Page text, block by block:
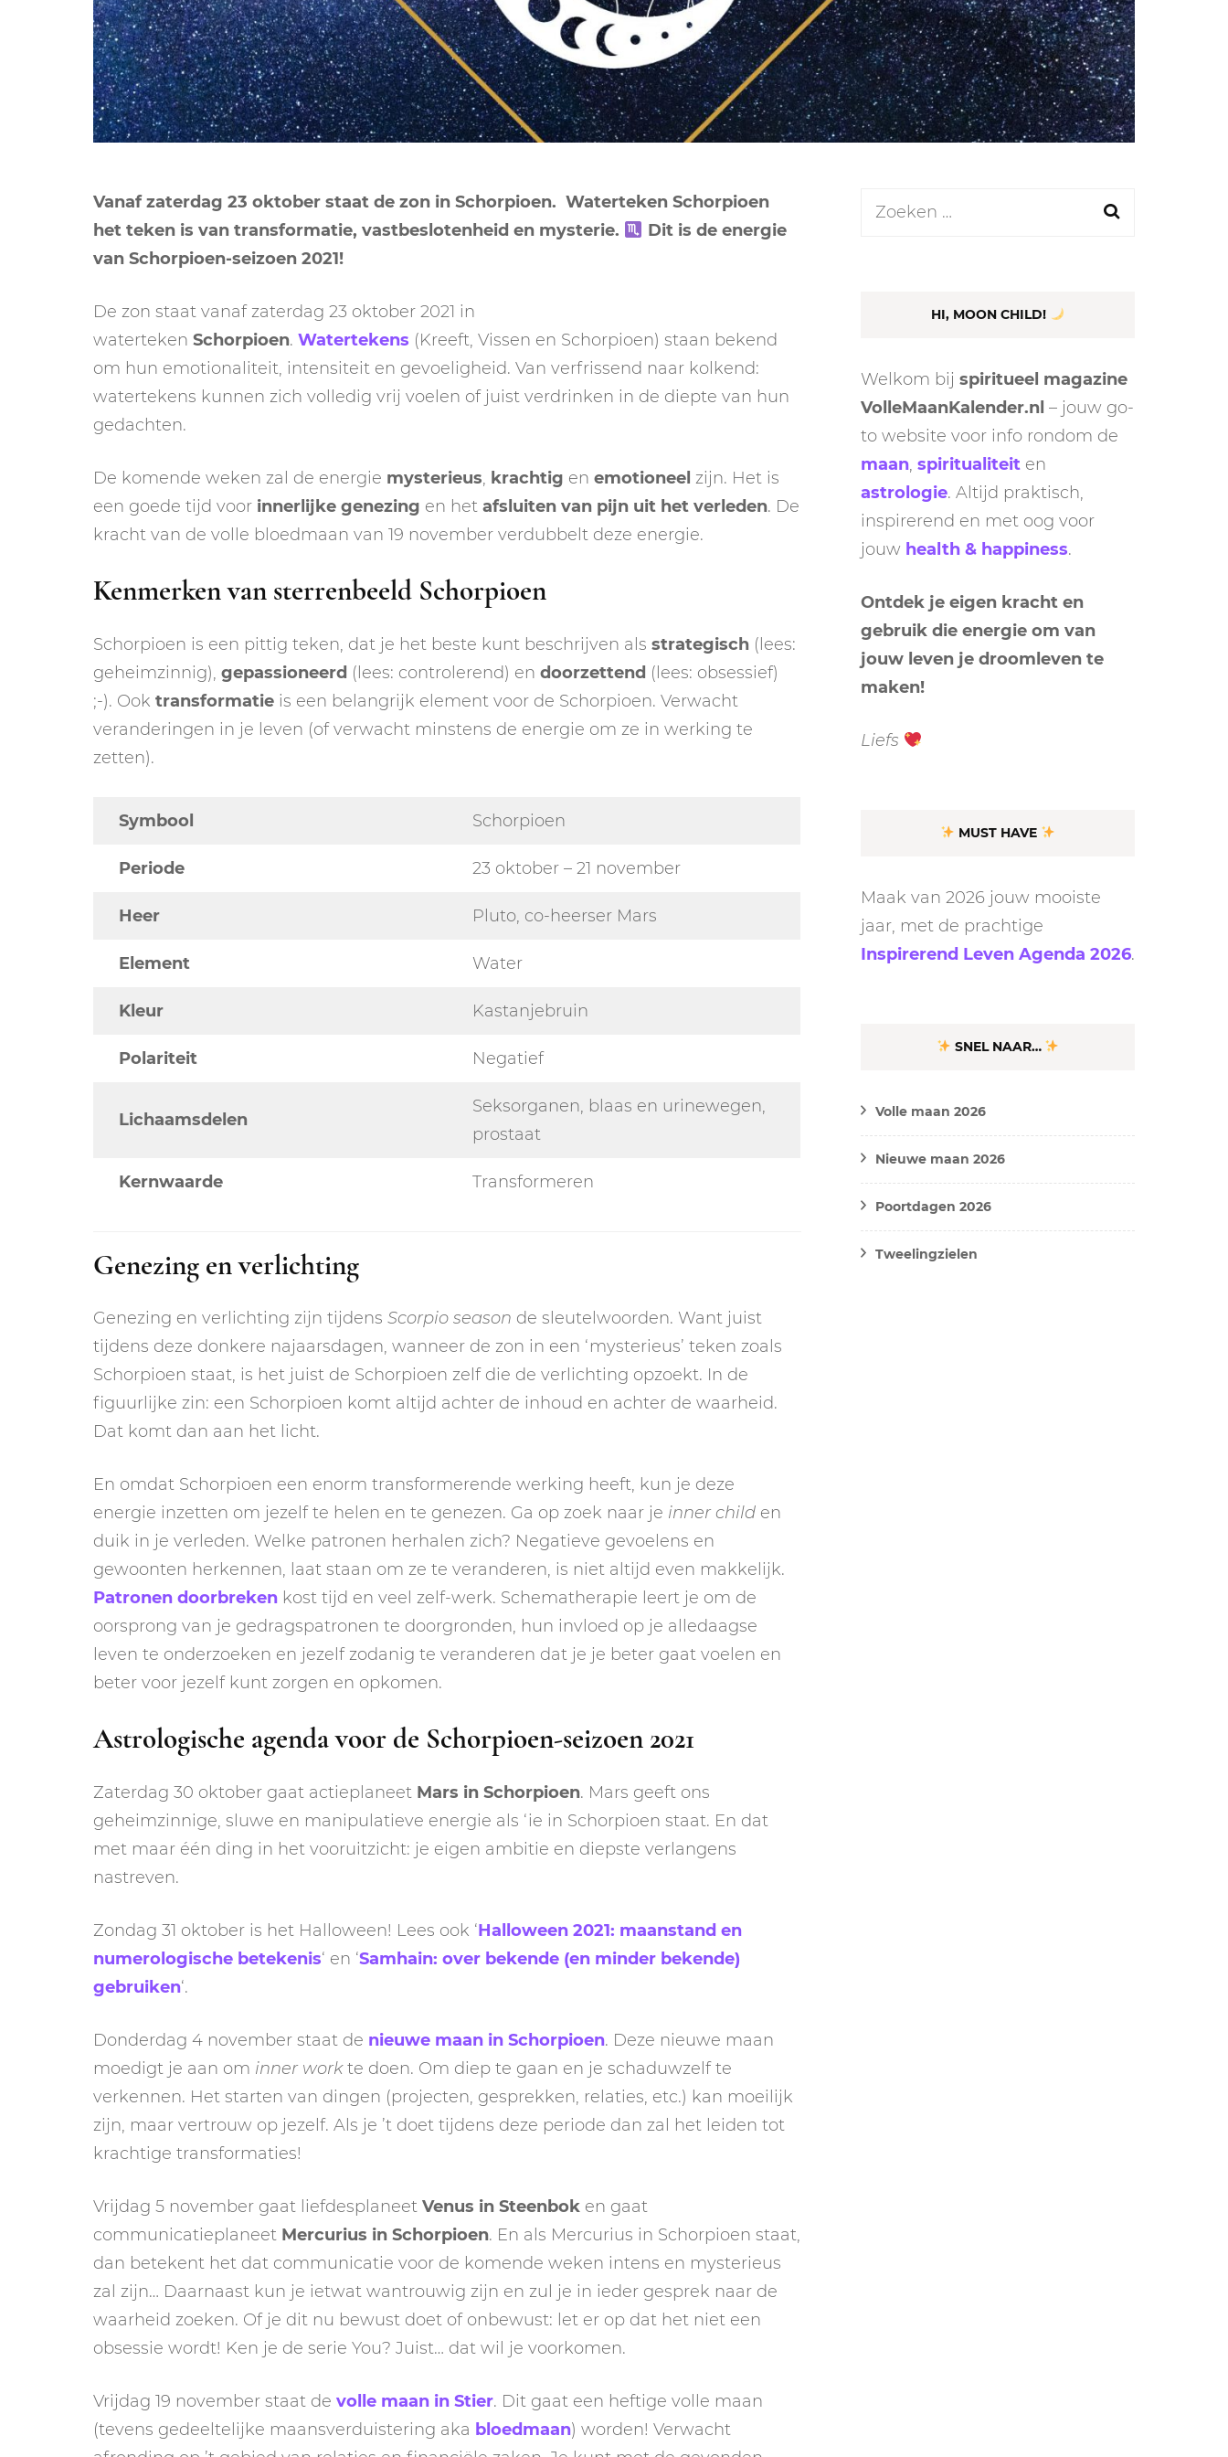
NEGENDE HUIS
TIENDE HUIS
ELFDE HUIS
NEPTUNUS
PLUTO
CHIRON
ORAKEL
RITUELEN
NIEUWE MAAN
RITUELEN
MERCURIUS
RETROGRADE RITUEEL
SPIRIT ANIMALS
Vanaf zaterdag 23 oktober staat de zon in Schorpioen. Waterteken Schorpioen
het teken is van transformatie, vastbeslotenheid en mysterie.
Dit is de energie
van Schorpioen-seizoen 2021!
De zon staat vanaf zaterdag 23 oktober 2021 in
waterteken Schorpioen. Watertekens (Kreeft, Vissen en Schorpioen) staan bekend
om hun emotionaliteit, intensiteit en gevoeligheid. Van verfrissend naar kolkend:
watertekens kunnen zich volledig vrij voelen of juist verdrinken in de diepte van hun
gedachten.
De komende weken zal de energie mysterieus, krachtig en emotioneel zijn. Het is
een goede tijd voor innerlijke genezing en het afsluiten van pijn uit het verleden. De
kracht van de volle bloedmaan van 19 november verdubbelt deze energie.
Kenmerken van sterrenbeeld Schorpioen
Schorpioen is een pittig teken, dat je het beste kunt beschrijven als strategisch (lees:
geheimzinnig), gepassioneerd (lees: controlerend) en doorzettend (lees: obsessief)
;-). Ook transformatie is een belangrijk element voor de Schorpioen. Verwacht
veranderingen in je leven (of verwacht minstens de energie om ze in werking te
zetten).
Symbool Schorpioen
Periode 23 oktober – 21 november
Heer Pluto, co-heerser Mars
Element Water
Kleur Kastanjebruin
Polariteit Negatief
Lichaamsdelen
Seksorganen, blaas en urinewegen,
prostaat
Kernwaarde Transformeren
Genezing en verlichting
Genezing en verlichting zijn tijdens Scorpio season de sleutelwoorden. Want juist
tijdens deze donkere najaarsdagen, wanneer de zon in een ‘mysterieus’ teken zoals
Schorpioen staat, is het juist de Schorpioen zelf die de verlichting opzoekt. In de
figuurlijke zin: een Schorpioen komt altijd achter de inhoud en achter de waarheid.
Dat komt dan aan het licht.
En omdat Schorpioen een enorm transformerende werking heeft, kun je deze
energie inzetten om jezelf te helen en te genezen. Ga op zoek naar je inner child en
duik in je verleden. Welke patronen herhalen zich? Negatieve gevoelens en
gewoonten herkennen, laat staan om ze te veranderen, is niet altijd even makkelijk.
Patronen doorbreken kost tijd en veel zelf-werk. Schematherapie leert je om de
oorsprong van je gedragspatronen te doorgronden, hun invloed op je alledaagse
leven te onderzoeken en jezelf zodanig te veranderen dat je je beter gaat voelen en
beter voor jezelf kunt zorgen en opkomen.
Astrologische agenda voor de Schorpioen-seizoen 2021
Zaterdag 30 oktober gaat actieplaneet Mars in Schorpioen. Mars geeft ons
geheimzinnige, sluwe en manipulatieve energie als ‘ie in Schorpioen staat. En dat
met maar één ding in het vooruitzicht: je eigen ambitie en diepste verlangens
nastreven.
Zondag 31 oktober is het Halloween! Lees ook ‘Halloween 2021: maanstand en
numerologische betekenis‘ en ‘Samhain: over bekende (en minder bekende)
gebruiken‘.
Donderdag 4 november staat de nieuwe maan in Schorpioen. Deze nieuwe maan
moedigt je aan om inner workte doen. Om diep te gaan en je schaduwzelf te
verkennen. Het starten van dingen (projecten, gesprekken, relaties, etc.) kan moeilijk
zijn, maar vertrouw op jezelf. Als je ’t doet tijdens deze periode dan zal het leiden tot
krachtige transformaties!
Vrijdag 5 november gaat liefdesplaneet Venus in Steenbok en gaat
communicatieplaneet Mercurius in Schorpioen. En als Mercurius in Schorpioen staat,
dan betekent het dat communicatie voor de komende weken intens en mysterieus
zal zijn… Daarnaast kun je ietwat wantrouwig zijn en zul je in ieder gesprek naar de
waarheid zoeken. Of je dit nu bewust doet of onbewust: let er op dat het niet een
obsessie wordt! Ken je de serie You? Juist… dat wil je voorkomen.
Vrijdag 19 november staat de volle maan in Stier. Dit gaat een heftige volle maan
(tevens gedeeltelijke maansverduistering aka bloedmaan) worden! Verwacht
Zoeken
HI, MOON CHILD!
Welkom bij spiritueel magazine
VolleMaanKalender.nl – jouw go-
to website voor info rondom de
maan, spiritualiteit en
astrologie. Altijd praktisch,
inspirerend en met oog voor
jouw health & happiness.
Ontdek je eigen kracht en
gebruik die energie om van
jouw leven je droomleven te
maken!
Liefs
MUST HAVE
Maak van 2026 jouw mooiste
jaar, met de prachtige
Inspirerend Leven Agenda 2026.
SNEL NAAR…
Volle maan 2026
Nieuwe maan 2026
Poortdagen 2026
Tweelingzielen